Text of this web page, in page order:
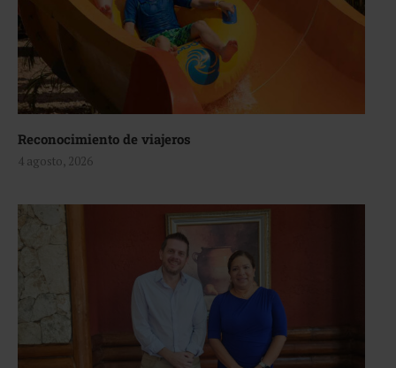
Reconocimiento de viajeros
4 agosto, 2026